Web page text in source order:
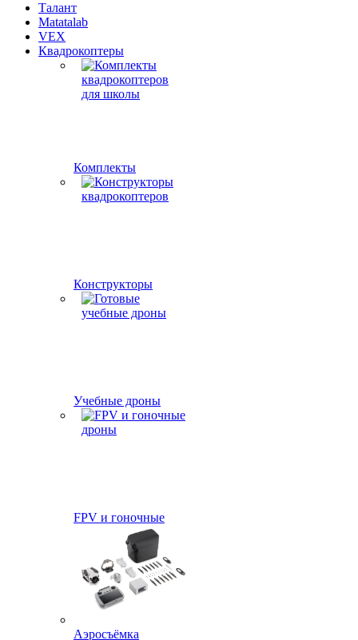
Талант
Matatalab
VEX
Квадрокоптеры
Комплекты
Конструкторы
Учебные дроны
FPV и гоночные
Аэросъёмка